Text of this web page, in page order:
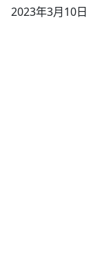
2023年3月10日